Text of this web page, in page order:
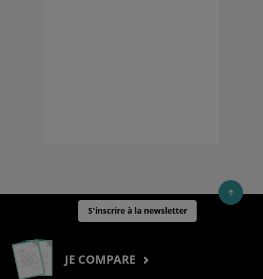
S'inscrire à la newsletter
JE COMPARE